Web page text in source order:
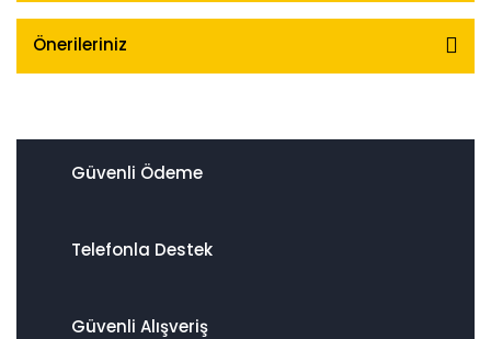
Önerileriniz
Güvenli Ödeme
Telefonla Destek
Güvenli Alışveriş